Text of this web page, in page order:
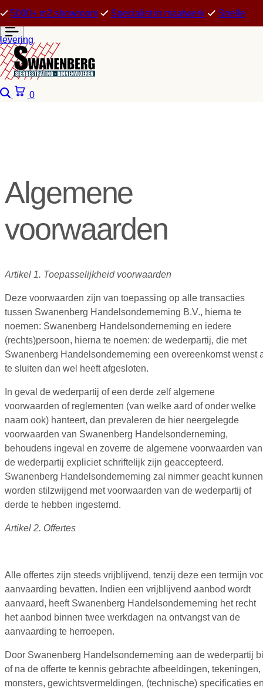
5000+ m2 showroom Specialist in maatwerk Snelle
levering
Zoeken
0
Algemene
voorwaarden
Artikel 1. Toepasselijkheid voorwaarden
Deze voorwaarden zijn van toepassing op alle transacties
tussen Swanenberg Handelsonderneming B.V., hierna te
noemen: Swanenberg Handelsonderneming en iedere
(rechts)persoon, hierna te noemen: de wederpartij, die met
Swanenberg Handelsonderneming een overeenkomst wenst
te sluiten dan wel heeft afgesloten.
In geval de wederpartij of een derde zelf algemene
voorwaarden of reglementen (van welke aard of onder welke
naam ook) hanteert, dan prevaleren de hier neergelegde
voorwaarden van Swanenberg Handelsonderneming,
behoudens ingeval en zoverre de algemene voorwaarden van
de wederpartij expliciet schriftelijk zijn geaccepteerd.
Swanenberg Handelsonderneming zal nimmer geacht kunnen
worden stilzwijgend met voorwaarden van de wederpartij of
derde te hebben ingestemd.
Artikel 2. Offertes
Alle offertes zijn steeds vrijblijvend, tenzij deze een termijn
aanvaarding bevatten. Indien een vrijblijvend aanbod wordt
aanvaard, heeft Swanenberg Handelsonderneming het recht
het aanbod binnen twee werkdagen na ontvangst van de
aanvaarding te herroepen.
Door Swanenberg Handelsonderneming aan de wederpartij
of na de offerte te kennis gebrachte afbeeldingen, tekeningen,
monsters, gewichtsvermeldingen, (technische) specificaties